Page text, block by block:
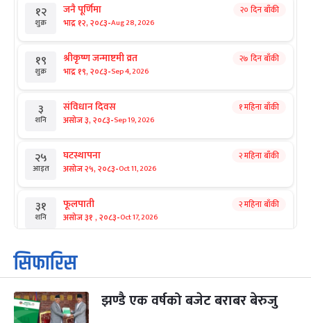
१२
शुक्र
जनै पूर्णिमा
भाद्र १२, २०८३-Aug 28, 2026
२० दिन बाँकी
१९
शुक्र
श्रीकृष्ण जन्माष्टमी व्रत
भाद्र १९, २०८३-Sep 4, 2026
२७ दिन बाँकी
३
शनि
संविधान दिवस
असोज ३, २०८३-Sep 19, 2026
१ महिना बाँकी
२५
आइत
घटस्थापना
असोज २५, २०८३-Oct 11, 2026
२ महिना बाँकी
३१
शनि
फूलपाती
असोज ३१ , २०८३-Oct 17, 2026
२ महिना बाँकी
१
आइत
कार्तिक सङ्क्रान्ति
कार्तिक १, २०८३
३
मंगल
महानवमी
कार्तिक ३, २०८३
२ महिना बाँकी
सिफारिस
झण्डै एक वर्षको बजेट बराबर बेरुजु